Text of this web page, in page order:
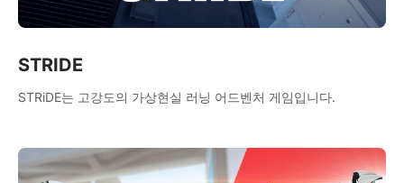
STRIDE
STRiDE는 고강도의 가상현실 러닝 어드벤처 게임입니다.